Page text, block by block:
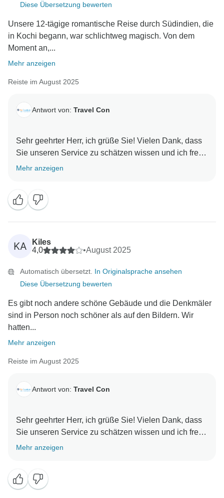
Diese Übersetzung bewerten
Unsere 12-tägige romantische Reise durch Südindien, die
in Kochi begann, war schlichtweg magisch. Von dem
Moment an,...
Mehr anzeigen
Reiste im August 2025
Antwort von: Travel Con
Sehr geehrter Herr, ich grüße Sie! Vielen Dank, dass
Sie unseren Service zu schätzen wissen und ich freue
mich, dass Ihnen Ihre Reise gefallen hat. Wir freuen
Mehr anzeigen
KA
Kiles
4,0
•August 2025
Automatisch übersetzt. In Originalsprache ansehen
Diese Übersetzung bewerten
Es gibt noch andere schöne Gebäude und die Denkmäler
sind in Person noch schöner als auf den Bildern. Wir
hatten...
Mehr anzeigen
Reiste im August 2025
Antwort von: Travel Con
Sehr geehrter Herr, ich grüße Sie! Vielen Dank, dass
Sie unseren Service zu schätzen wissen und ich freue
mich, dass Ihnen Ihre Reise gefallen hat. Wir freuen
Mehr anzeigen